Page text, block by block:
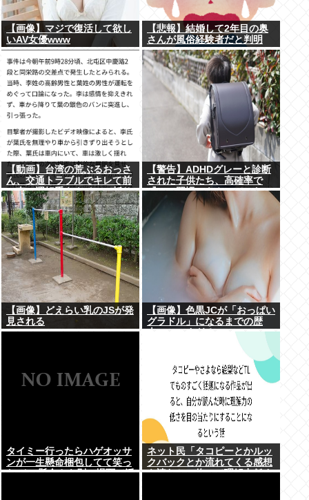
【画像】マジで復活して欲し
いAV女優www
【悲報】結婚して2年目の奥
さんが風俗経験者だと判明
【動画】台湾の荒ぶるおっさ
ん、交通トラブルでキレて前
の車の運転手をナイフで斬り
つけるも壮絶な返り討ちにあ
う
【警告】ADHDグレーと診断
された子供たち、高確率で
『この習慣』をやっていた
→！！！
【画像】どえらい乳のJSが発
見される
【画像】色黒JCが「おっぱい
グラドル」になるまでの歴
史、シコすぎるwww
タイミー行ったらハゲオッサ
ンが一生懸命梱包してて笑っ
た その懸命さを別の場面で活
ネット民「タコピーとかルッ
クバックとか流れてくる感想
を読むと、俺って理解力低す